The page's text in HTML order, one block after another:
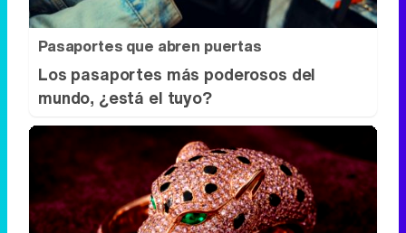
Pasaportes que abren puertas
Los pasaportes más poderosos del
mundo, ¿está el tuyo?